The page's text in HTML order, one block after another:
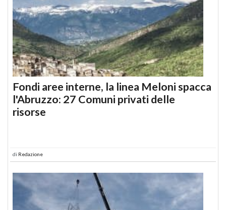
Fondi aree interne, la linea Meloni spacca
l'Abruzzo: 27 Comuni privati delle
risorse
di Redazione